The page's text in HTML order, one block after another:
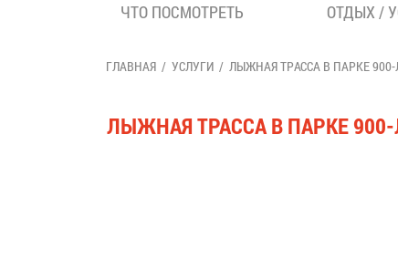
ЧТО ПОСМОТРЕТЬ ОТДЫХ /
ГЛАВНАЯ УСЛУГИ ЛЫЖНАЯ ТРАССА В ПАРКЕ
ЛЫЖНАЯ ТРАССА В ПАРКЕ